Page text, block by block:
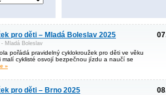
pro děti – Mladá Boleslav 2025
Mladá Boleslav
pořádá pravidelný cyklokroužek pro děti ve věku
malí cyklisté osvojí bezpečnou jízdu a naučí se
»
pro děti – Brno 2025